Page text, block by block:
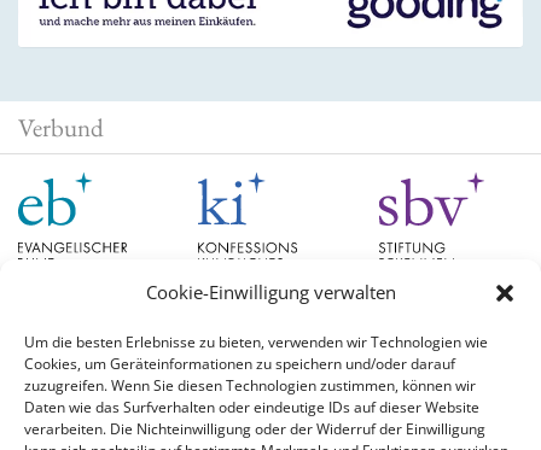
Cookie-Einwilligung verwalten
Um die besten Erlebnisse zu bieten, verwenden wir Technologien wie
Cookies, um Geräteinformationen zu speichern und/oder darauf
zuzugreifen. Wenn Sie diesen Technologien zustimmen, können wir
Daten wie das Surfverhalten oder eindeutige IDs auf dieser Website
verarbeiten. Die Nichteinwilligung oder der Widerruf der Einwilligung
Verbund
Schlagwörter
#aufgetischt Christian Schad Diskussion EB Bayern EB Hessen Evangelische